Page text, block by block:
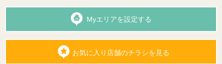
Myエリアを設定する
お気に入り店舗のチラシを見る